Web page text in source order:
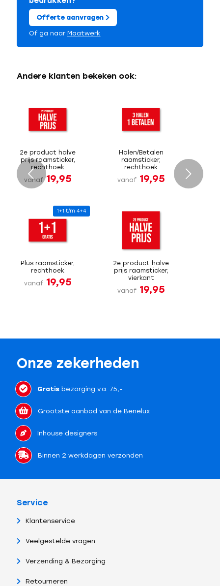
Offerte aanvragen
Of ga naar Maatwerk
Andere klanten bekeken ook:
2e product halve
prijs raamsticker,
rechthoek
vanaf19,95
Halen/Betalen
raamsticker,
rechthoek
vanaf 19,95
1+1 t/m 4+4
Plus raamsticker,
rechthoek
vanaf 19,95
2e product halve
prijs raamsticker,
vierkant
vanaf 19,95
Volgende
Onze zekerheden
Gratisbezorging v.a. 75,-
Grootste aanbod van de Benelux
Inhouse designers
Binnen 2 werkdagen verzonden
Service
Klantenservice
Veelgestelde vragen
Verzending & Bezorging
Retourneren